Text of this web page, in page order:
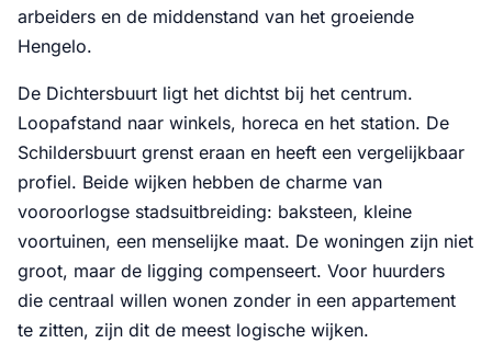
arbeiders en de middenstand van het groeiende
Hengelo.
De Dichtersbuurt ligt het dichtst bij het centrum.
Loopafstand naar winkels, horeca en het station. De
Schildersbuurt grenst eraan en heeft een vergelijkbaar
profiel. Beide wijken hebben de charme van
vooroorlogse stadsuitbreiding: baksteen, kleine
voortuinen, een menselijke maat. De woningen zijn niet
groot, maar de ligging compenseert. Voor huurders
die centraal willen wonen zonder in een appartement
te zitten, zijn dit de meest logische wijken.